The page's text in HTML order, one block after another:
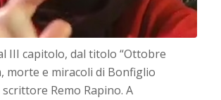
III capitolo, dal titolo “Ottobre
morte e miracoli di Bonfiglio
Remo Rapino. A